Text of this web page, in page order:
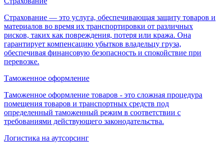
Страхование — это услуга, обеспечивающая защиту товаров и
материалов во время их транспортировки от различных
рисков, таких как повреждения, потеря или кража. Она
гарантирует компенсацию убытков владельцу груза,
обеспечивая финансовую безопасность и спокойствие при
перевозке.
Таможенное оформление
Таможенное оформление товаров - это сложная процедура
помещения товаров и транспортных средств под
определенный таможенный режим в соответствии с
требованиями действующего законодательства.
Логистика на аутсорсинг